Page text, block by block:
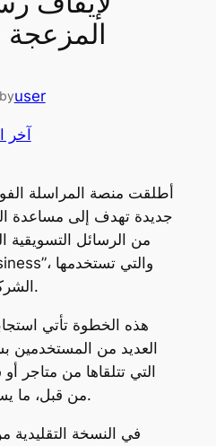
user
آخر
أطلقت منصة المراسلة
جديدة تهدف إلى مساعدة
من الرسائل التسويقية
الشركات للتواصل مع عملائها.
هذه الخطوة تأتي
العديد من المستخدمين
التي تتلقاها من متاجر
من قبل، ما يسبب لهم إزعاجًا مستمرًا.
في النسخة التقليدية